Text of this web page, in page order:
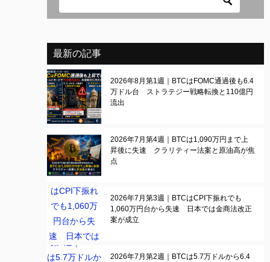
最新の記事
2026年8月第1週｜BTCはFOMC通過後も6.4
万ドル台 ストラテジー戦略転換と110億円
流出
2026年7月第4週｜BTCは1,090万円まで上
昇後に失速 クラリティー法案と原油高が焦
点
2026年7月第3週｜BTCはCPI下振れでも
1,060万円台から失速 日本では金商法改正
案が成立
2026年7月第2週｜BTCは5.7万ドルから6.4